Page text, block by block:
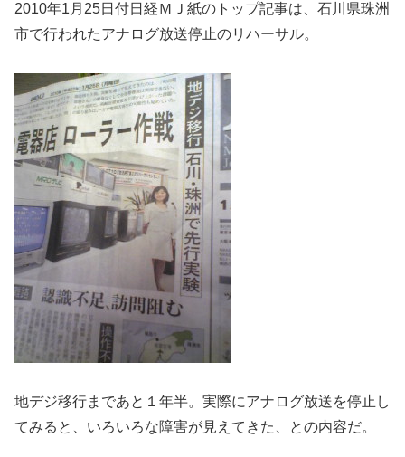
2010年1月25日付日経ＭＪ紙のトップ記事は、石川県珠洲
市で行われたアナログ放送停止のリハーサル。
地デジ移行まであと１年半。実際にアナログ放送を停止し
てみると、いろいろな障害が見えてきた、との内容だ。